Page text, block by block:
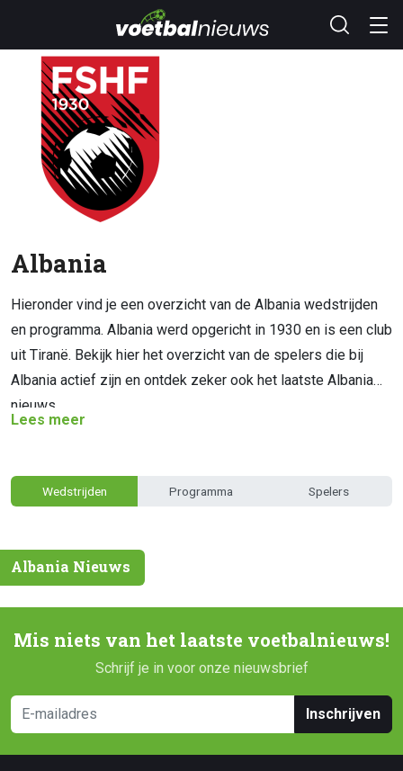
Albania
Hieronder vind je een overzicht van de Albania wedstrijden
en programma. Albania werd opgericht in 1930 en is een club
uit Tiranë. Bekijk hier het overzicht van de spelers die bij
Albania actief zijn en ontdek zeker ook het laatste Albania
nieuws.
Lees meer
Wedstrijden Programma Spelers
Albania Nieuws
Mis niets van het laatste voetbalnieuws!
Schrijf je in voor onze nieuwsbrief
Inschrijven